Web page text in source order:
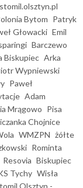
stomil.olsztyn.pl
Bytom Patryk
Głowacki Emil
Barczewo
Biskupiec Arka
Wypniewski
Paweł
Adam
Mrągowo Pisa
Chojnice
WMZPN żółte
Rominta
Resovia Biskupiec
Tychy Wisła
Olsztyn -